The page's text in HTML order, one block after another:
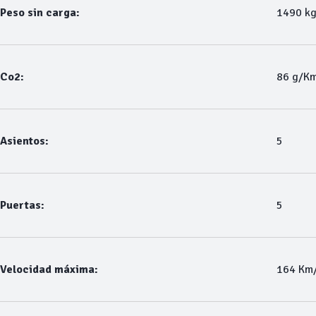
Peso sin carga: 1490 kg
Co2: 86 g/
Asientos: 5
Puertas: 5
Velocidad máxima: 164